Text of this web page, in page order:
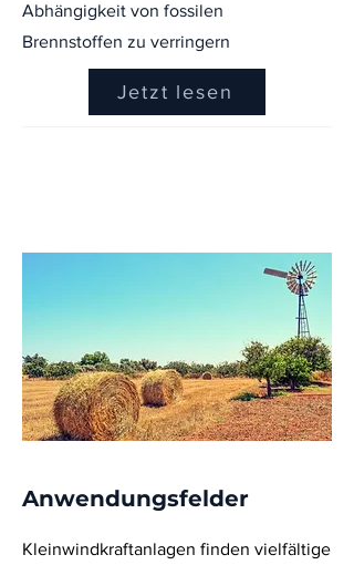
Abhängigkeit von fossilen
Brennstoffen zu verringern
Jetzt lesen
Anwendungsfelder
Kleinwindkraftanlagen finden vielfältige